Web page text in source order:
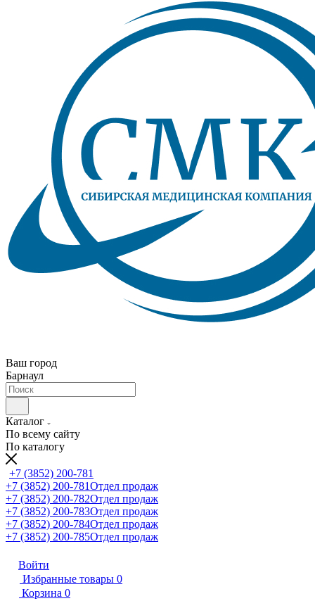
Ваш город
Барнаул
Каталог
По всему сайту
По каталогу
+7 (3852) 200-781
+7 (3852) 200-781Отдел продаж
+7 (3852) 200-782Отдел продаж
+7 (3852) 200-783Отдел продаж
+7 (3852) 200-784Отдел продаж
+7 (3852) 200-785Отдел продаж
Войти
Избранные товары 0
Корзина 0